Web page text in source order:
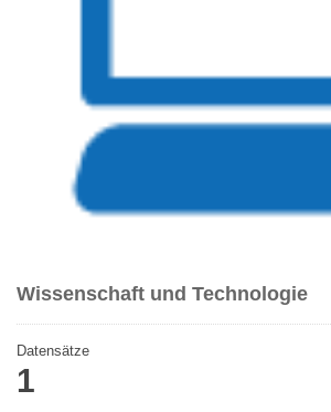
Wissenschaft und Technologie
Datensätze
1